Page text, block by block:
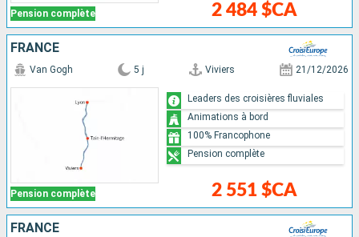
Pension complète 2 484 $CA
FRANCE
Pension complète
Van Gogh 5 j Viviers 21/12/2026
2 551 $CA
Leaders des croisières fluviales
Animations à bord
100% Francophone
Pension complète
FRANCE